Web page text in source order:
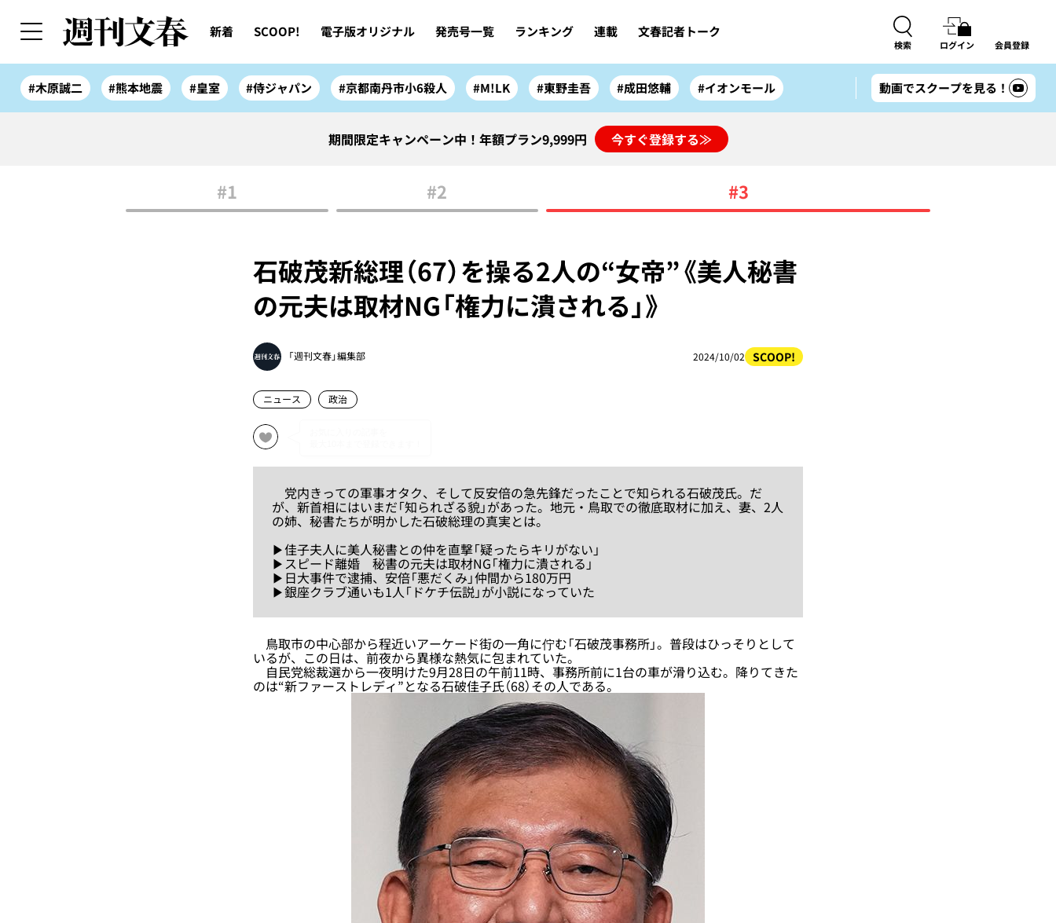
新着 SCOOP! 電子版オリジナル 発売号一覧 ランキング 連載 文春記者トーク
検索 ログイン 会員登録
#木原誠二 #熊本地震 #皇室 #侍ジャパン #京都南丹市小6殺人 #M!LK #東野圭吾 #成田悠輔 #イオンモール 動画でスクープを見る！
期間限定キャンペーン中！年額プラン9,999円 今すぐ登録する≫
#1 #2 #3
石破茂新総理（67）を操る2人の“女帝”《美人秘書
の元夫は取材NG「権力に潰される」》
「週刊文春」編集部 2024/10/02 SCOOP!
ニュース 政治
党内きっての軍事オタク、そして反安倍の急先鋒だったことで知られる石破茂氏。だ
が、新首相にはいまだ「知られざる貌」があった。地元・鳥取での徹底取材に加え、妻、2人
の姉、秘書たちが明かした石破総理の真実とは。
▶佳子夫人に美人秘書との仲を直撃「疑ったらキリがない」
▶スピード離婚 秘書の元夫は取材NG「権力に潰される」
▶日大事件で逮捕、安倍「悪だくみ」仲間から180万円
▶銀座クラブ通いも1人「ドケチ伝説」が小説になっていた
鳥取市の中心部から程近いアーケード街の一角に佇む「石破茂事務所」。普段はひっそりとして
いるが、この日は、前夜から異様な熱気に包まれていた。
自民党総裁選から一夜明けた9月28日の午前11時、事務所前に1台の車が滑り込む。降りてきた
のは“新ファーストレディ”となる石破佳子氏（68）その人である。